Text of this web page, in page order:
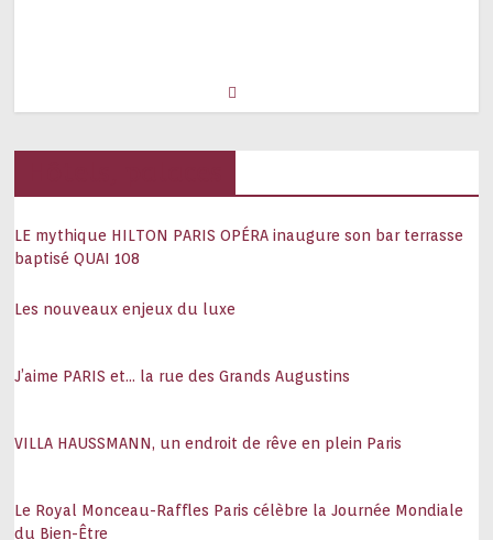
LE mythique HILTON PARIS OPÉRA inaugure son bar terrasse
baptisé QUAI 108
Les nouveaux enjeux du luxe
J’aime PARIS et… la rue des Grands Augustins
VILLA HAUSSMANN, un endroit de rêve en plein Paris
Le Royal Monceau-Raffles Paris célèbre la Journée Mondiale
du Bien-Être